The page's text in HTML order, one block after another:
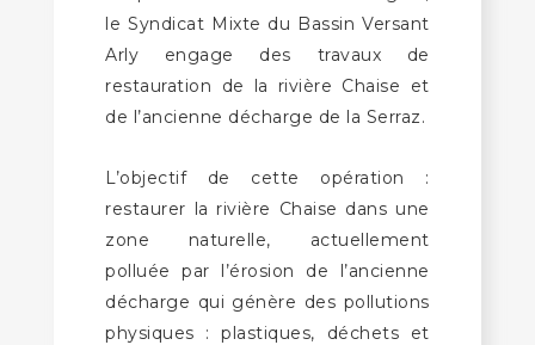
le Syndicat Mixte du Bassin Versant
Arly engage des travaux de
restauration de la rivière Chaise et
de l’ancienne décharge de la Serraz.
L’objectif de cette opération :
restaurer la rivière Chaise dans une
zone naturelle, actuellement
polluée par l’érosion de l’ancienne
décharge qui génère des pollutions
physiques : plastiques, déchets et